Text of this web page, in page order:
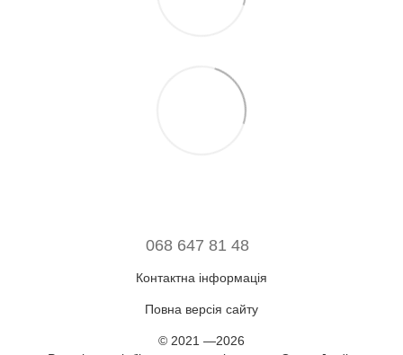
068 647 81 48
Контактна інформація
Повна версія сайту
© 2021 —2026